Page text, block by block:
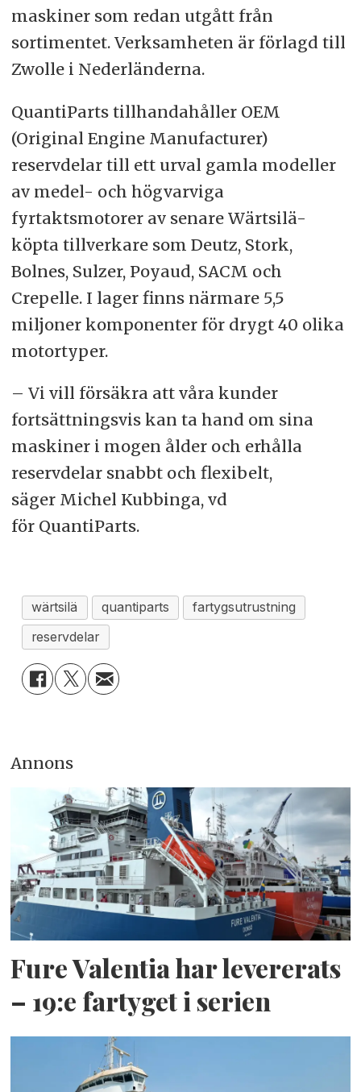
maskiner som redan utgått från
sortimentet. Verksamheten är förlagd till
Zwolle i Nederländerna.
QuantiParts tillhandahåller OEM
(Original Engine Manufacturer)
reservdelar till ett urval gamla modeller
av medel- och högvarviga
fyrtaktsmotorer av senare Wärtsilä-
köpta tillverkare som Deutz, Stork,
Bolnes, Sulzer, Poyaud, SACM och
Crepelle. I lager finns närmare 5,5
miljoner komponenter för drygt 40 olika
motortyper.
– Vi vill försäkra att våra kunder
fortsättningsvis kan ta hand om sina
maskiner i mogen ålder och erhålla
reservdelar snabbt och flexibelt,
säger Michel Kubbinga, vd
för QuantiParts.
wärtsilä quantiparts
fartygsutrustning
reservdelar
Annons
Fure Valentia har levererats
– 19:e fartyget i serien